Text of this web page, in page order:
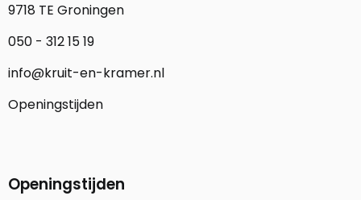
9718 TE Groningen
050 - 312 15 19
info@kruit-en-kramer.nl
Openingstijden
Openingstijden